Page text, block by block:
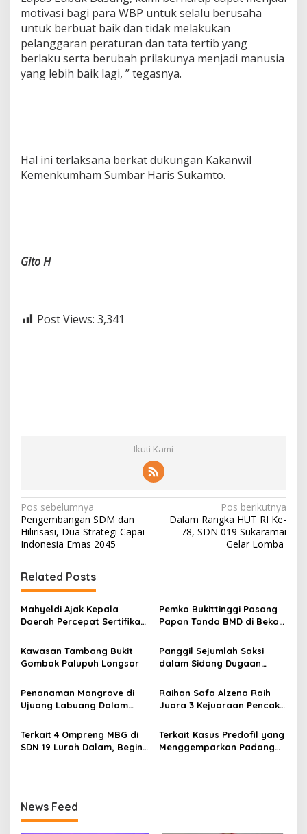
motivasi bagi para WBP untuk selalu berusaha
untuk berbuat baik dan tidak melakukan
pelanggaran peraturan dan tata tertib yang
berlaku serta berubah prilakunya menjadi manusia
yang lebih baik lagi, ” tegasnya.
Hal ini terlaksana berkat dukungan Kakanwil
Kemenkumham Sumbar Haris Sukamto.
Gito H
Post Views: 3,341
Ikuti Kami
N
a
v
i
g
a
s
i
p
s
Pos sebelumnya
Pengembangan SDM dan
Hilirisasi, Dua Strategi Capai
Indonesia Emas 2045
Pos berikutnya
Dalam Rangka HUT RI Ke-
78, SDN 019 Sukaramai
Gelar Lomba
Related Posts
Mahyeldi Ajak Kepala
Daerah Percepat Sertifikasi
Pusat Ekosistem Halal
Nasional
Pemko Bukittinggi Pasang
Papan Tanda BMD di Bekas
Kawasan Tambang Bukit
Gombak Palupuh Longsor
Panggil Sejumlah Saksi
dalam Sidang Dugaan
Terdakwa Haji DS
Penanaman Mangrove di
Ujuang Labuang Dalam
Sedunia
Raihan Safa Alzena Raih
Juara 3 Kejuaraan Pencak
Sumatera Barat
Terkait 4 Ompreng MBG di
SDN 19 Lurah Dalam, Begini
Terkait Kasus Predofil yang
Menggemparkan Padang
News Feed